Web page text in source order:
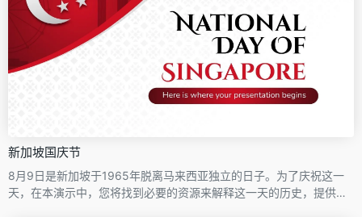
新加坡国庆节
8月9日是新加坡于1965年脱离马来西亚独立的日子。为了庆祝这一
天，在本演示中，您将找到必要的资源来解释这一天的历史，提供事